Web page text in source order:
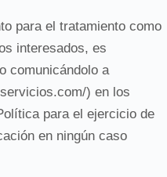
para el tratamiento como
interesados, es
comunicándolo a
) en los
para el ejercicio de
en ningún caso